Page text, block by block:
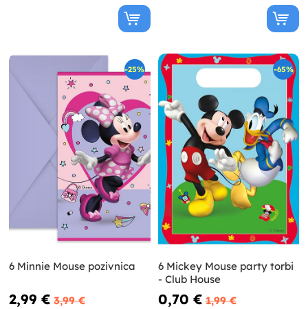
-25%
6 Minnie Mouse pozivnica
2,99 € 3,99 €
-65%
6 Mickey Mouse party torbi
- Club House
0,70 € 1,99 €